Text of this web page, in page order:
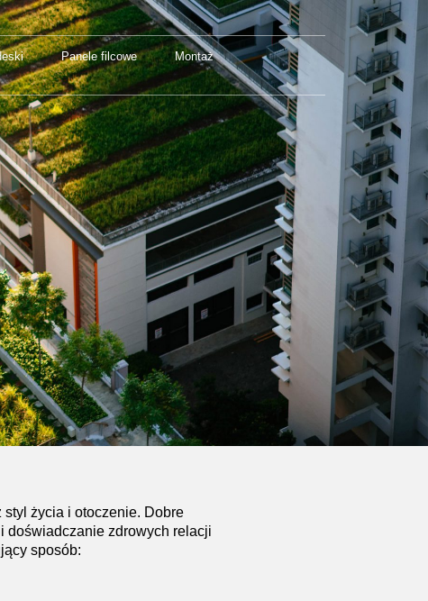
Panele filcowe
Montaż
Panele filcowe
Montaż
życia i otoczenie. Dobre
doświadczanie zdrowych relacji
sposób: